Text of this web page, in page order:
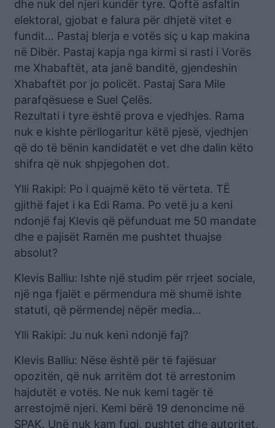
dhe nuk del njeri kundër tyre. Qoftë asfaltin
elektoral, gjobat e falura për dhjetë vitet e
fundit… Pastaj blerja e votës siç u kap makina
në Dibër. Pastaj kapja nga kirmi si rasti i Vorës
me Xhabaftët, ata janë banditë, gjendeshin
Xhabaftët por jo policët. Pastaj Sara Mile
parafqësuese e Suel Çelës.
Rezultati i tyre është prova e vjedhjes. Rama
nuk e kishte përllogaritur këtë pjesë, vjedhjen
që do të bënin kandidatët e vet dhe dalin këto
shifra që nuk shpjegohen dot.
Ylli Rakipi: Po i quajmë këto të vërteta. TË
gjithë fajet i ka Edi Rama. Po vetë ju a keni
ndonjë faj Klevis që pëfunduat me 50 mandate
dhe e pajisët Ramën me pushtet thuajse
absolut?
Klevis Balliu: Ishte një studim për rrjeet sociale,
një nga fjalët e përmendura më shumë ishte
statuti, që përmendej nëpër media…
Ylli Rakipi: Ju nuk keni ndonjë faj?
Klevis Balliu: Nëse është për të fajësuar
opozitën, që nuk arritëm dot të arrestonim
hajdutët e votës. Ne nuk kemi tagër të
arrestojmë njeri. Kemi bërë 19 denoncime në
SPAK. Unë nuk kam fuqi, pushtet dhe autoritet,